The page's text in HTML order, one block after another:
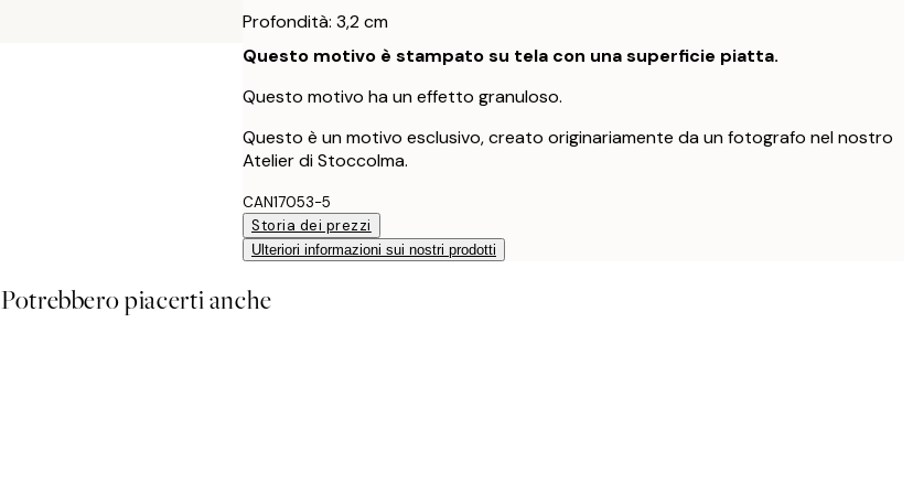
Profondità: 3,2 cm
Questo motivo è stampato su tela con una superficie piatta.
Questo motivo ha un effetto granuloso.
Questo è un motivo esclusivo, creato originariamente da un fotografo nel nostro
Atelier di Stoccolma.
CAN17053-5
Storia dei prezzi
Ulteriori informazioni sui nostri prodotti
Potrebbero piacerti anche